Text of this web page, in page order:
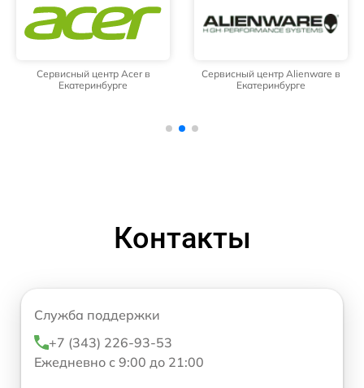
Сервисный центр Acer в
Екатеринбурге
Сервисный центр Alienware в
Екатеринбурге
Контакты
Служба поддержки
+7 (343) 226-93-53
Ежедневно с 9:00 до 21:00